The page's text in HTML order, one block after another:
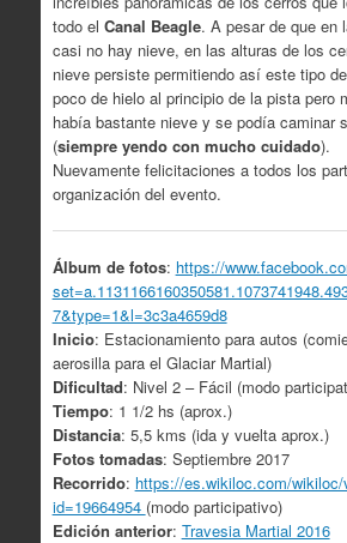
todo el Canal Beagle. A pesar de que en
casi no hay nieve, en las alturas de los
nieve persiste permitiendo así este tipo
poco de hielo al principio de la pista pero
había bastante nieve y se podía caminar
(siempre yendo con mucho cuidado).
Nuevamente felicitaciones a todos los
organización del evento.
Álbum de fotos: https://
7&type=1&l=3c3a4659d8
Inicio: Estacionamiento para autos
aerosilla para el Glaciar Martial)
Dificultad: Nivel 2 – Fácil (modo
Tiempo: 1 1/2 hs (aprox.)
Distancia: 5,5 kms (ida y vuelta aprox.)
Fotos tomadas: Septiembre 2017
Recorrido: https://es.wikiloc.com/wikiloc/
id=19664954 (modo participativo)
Edición anterior: Travesia Martial 2016